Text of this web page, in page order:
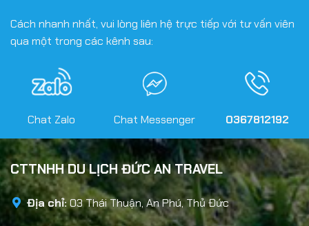
Cách nhanh nhất, vui lòng liên hệ trực tiếp với tư vấn viên
qua một trong các kênh sau:
Chat Zalo Chat Messenger 0367812192
CTTNHH DU LỊCH ĐỨC AN TRAVEL
Địa chỉ:03 Thái Thuận, An Phú, Thủ Đức